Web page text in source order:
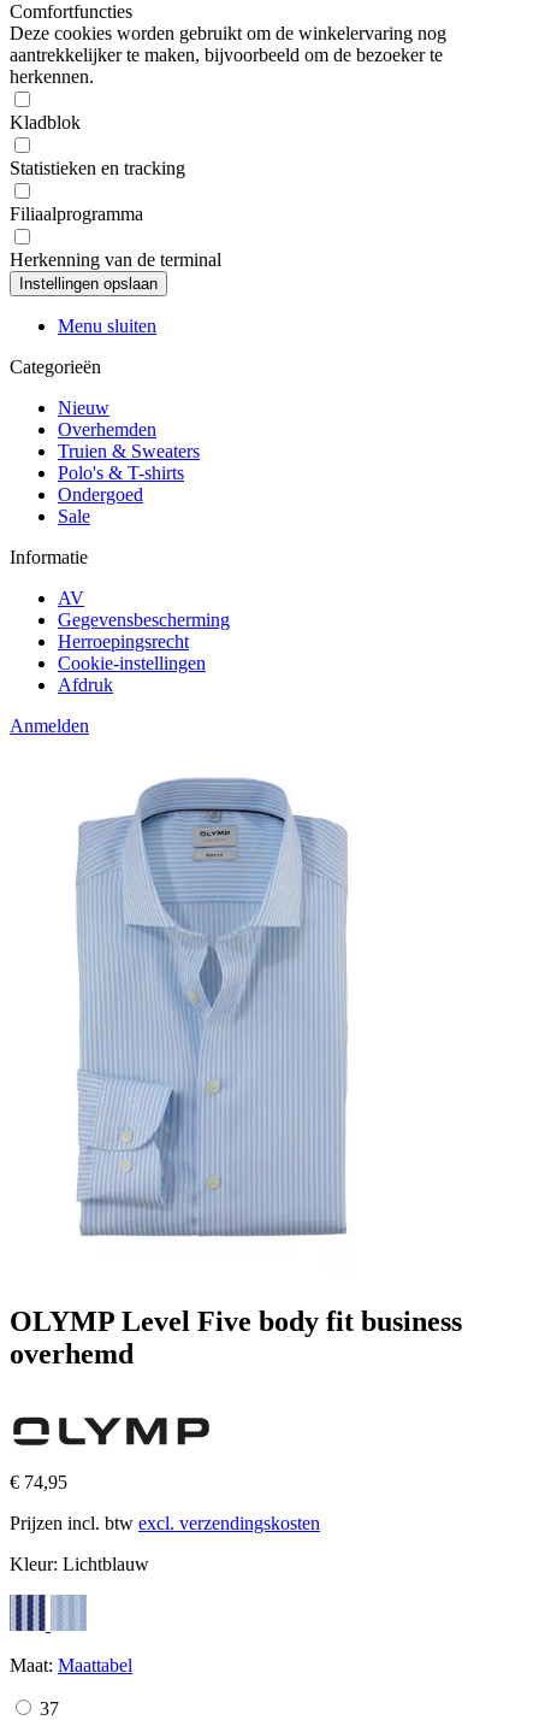
Comfortfuncties
Deze cookies worden gebruikt om de winkelervaring nog
aantrekkelijker te maken, bijvoorbeeld om de bezoeker te
herkennen.
Kladblok
Statistieken en tracking
Filiaalprogramma
Herkenning van de terminal
Menu sluiten
Categorieën
Nieuw
Overhemden
Truien & Sweaters
Polo's & T-shirts
Ondergoed
Sale
Informatie
AV
Gegevensbescherming
Herroepingsrecht
Cookie-instellingen
Afdruk
Anmelden
OLYMP Level Five body fit business
overhemd
€ 74,95
Prijzen incl. btw excl. verzendingskosten
Kleur: Lichtblauw
Maat: Maattabel
37